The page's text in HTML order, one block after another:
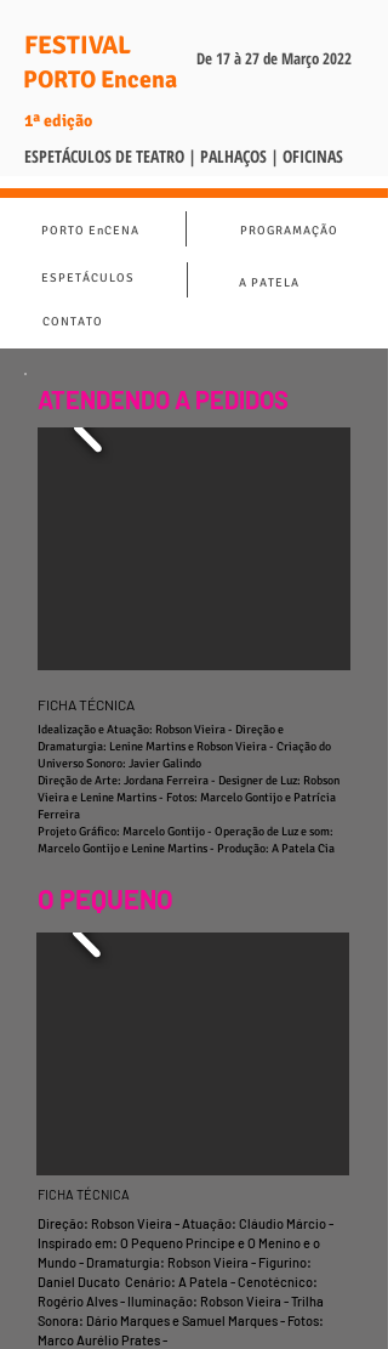
FESTIVAL
PORTO Encena
De 17 à 27 de Março 2022
1ª edição
ESPETÁCULOS DE TEATRO | PALHAÇOS | OFICINAS
PORTO EnCENA PROGRAMAÇÃO
ESPETÁCULOS A PATELA
CONTATO
ATENDENDO A PEDIDOS
FICHA TÉCNICA
Idealização e Atuação: Robson Vieira - Direção e
Dramaturgia: Lenine Martins e Robson Vieira - Criação do
Universo Sonoro: Javier Galindo
Direção de Arte: Jordana Ferreira - Designer de Luz: Robson
Vieira e Lenine Martins - Fotos: Marcelo Gontijo e Patrícia
Ferreira
Projeto Gráfico: Marcelo Gontijo - Operação de Luz e som:
Marcelo Gontijo e Lenine Martins - Produção: A Patela Cia
O PEQUENO
FICHA TÉCNICA
Direção: Robson Vieira - Atuação: Cláudio Márcio -
Inspirado em: O Pequeno Príncipe e O Menino e o
Mundo - Dramaturgia: Robson Vieira - Figurino:
Daniel Ducato Cenário: A Patela - Cenotécnico:
Rogério Alves - Iluminação: Robson Vieira - Trilha
Sonora: Dário Marques e Samuel Marques - Fotos:
Marco Aurélio Prates -